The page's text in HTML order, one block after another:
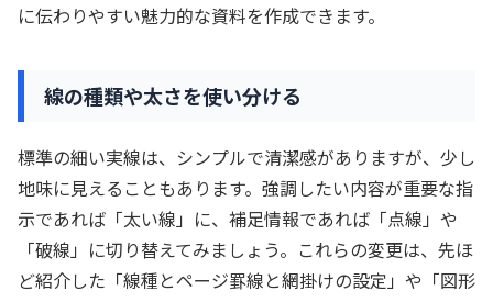
に伝わりやすい魅力的な資料を作成できます。
線の種類や太さを使い分ける
標準の細い実線は、シンプルで清潔感がありますが、少し
地味に見えることもあります。強調したい内容が重要な指
示であれば「太い線」に、補足情報であれば「点線」や
「破線」に切り替えてみましょう。これらの変更は、先ほ
ど紹介した「線種とページ罫線と網掛けの設定」や「図形